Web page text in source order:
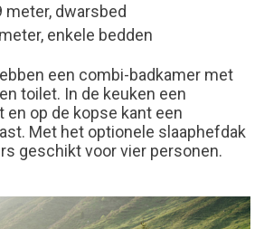
meter, dwarsbed
enkele bedden
een combi-badkamer met
toilet. In de keuken een
op de kopse kant een
Met het optionele slaaphefdak
geschikt voor vier personen.